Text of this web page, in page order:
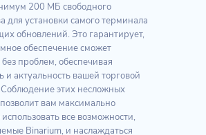
200 МБ свободного
для установки самого терминала
обновлений. Это гарантирует,
обеспечение сможет
проблем, обеспечивая
и актуальность вашей торговой
этих несложных
вам максимально
все возможности,
Binarium, и наслаждаться